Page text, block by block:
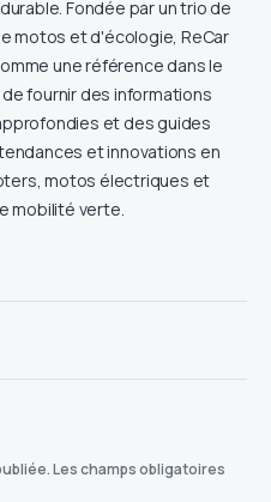
Fondée par un trio de
motos et d'écologie, ReCar
une référence dans le
fournir des informations
et des guides
et innovations en
motos électriques et
mobilité verte.
Les champs obligatoires